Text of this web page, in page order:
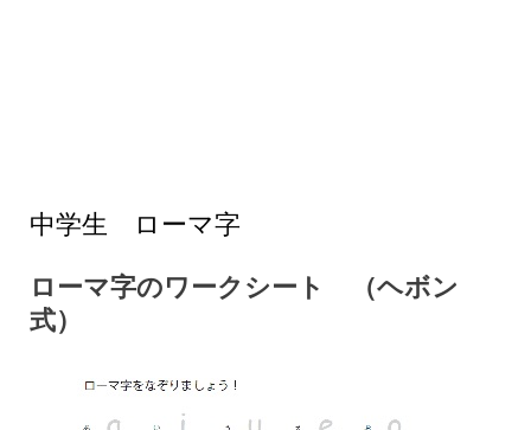
中学生 ローマ字
ローマ字のワークシート （ヘボン
式）